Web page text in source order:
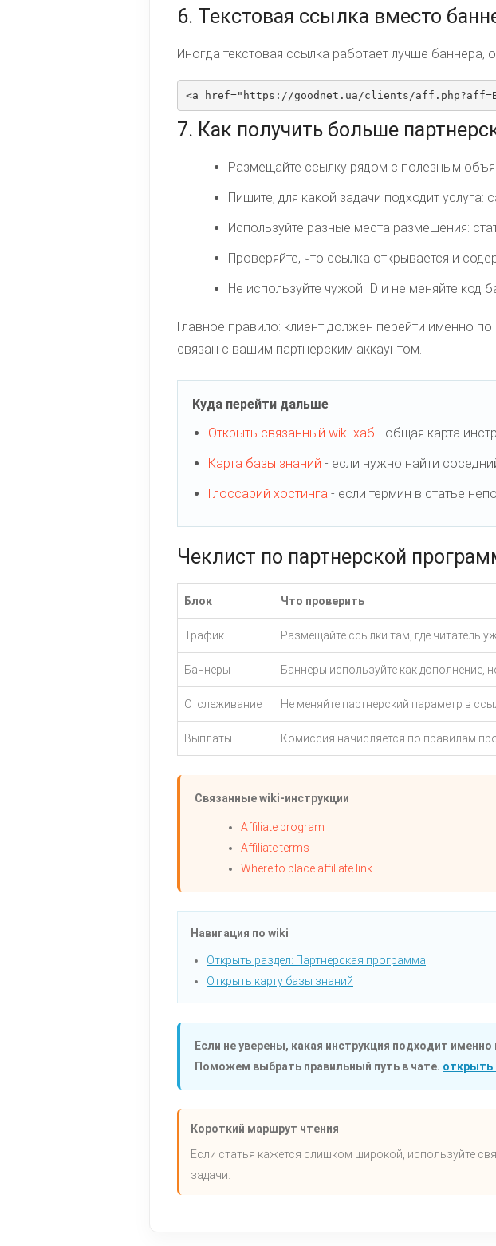
6. Текстовая ссылка вместо
Иногда текстовая ссылка работает лучше баннера,
<a href="https://goodnet.ua/clients/
7. Как получить больше
Размещайте ссылку рядом с полезным
Пишите, для какой задачи подходит услуга:
Используйте разные места размещения:
Проверяйте, что ссылка открывается и
Не используйте чужой ID и не меняйте код
Главное правило: клиент должен перейти именно
связан с вашим партнерским аккаунтом.
Куда перейти дальше
Открыть связанный wiki-хаб - общая карта
Карта базы знаний - если нужно найти
Глоссарий хостинга - если термин в статье
Чеклист по партнерской
Блок Что проверить
Трафик Размещайте ссылки там, где читатель
Баннеры Баннеры используйте как дополнение,
Отслеживание Не меняйте партнерский параметр в
Выплаты Комиссия начисляется по правилам
Связанные wiki-инструкции
Affiliate program
Affiliate terms
Where to place affiliate link
Навигация по wiki
Открыть раздел: Партнерская программа
Открыть карту базы знаний
Если не уверены, какая инструкция подходит
Поможем выбрать правильный путь в чате. открыть
Короткий маршрут чтения
Если статья кажется слишком широкой, используйте
задачи.